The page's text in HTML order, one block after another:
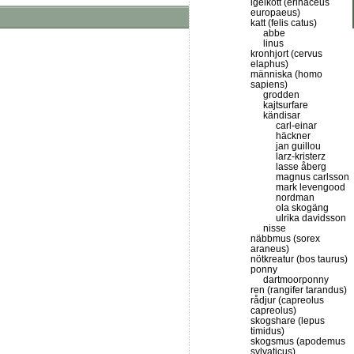
igelkott (erinaceus
europaeus)
katt (felis catus)
abbe
linus
kronhjort (cervus
elaphus)
människa (homo
sapiens)
grodden
kajtsurfare
kändisar
carl-einar
häckner
jan guillou
larz-kristerz
lasse åberg
magnus carlsson
mark levengood
nordman
ola skogäng
ulrika davidsson
nisse
näbbmus (sorex
araneus)
nötkreatur (bos taurus)
ponny
dartmoorponny
ren (rangifer tarandus)
rådjur (capreolus
capreolus)
skogshare (lepus
timidus)
skogsmus (apodemus
sylvaticus)